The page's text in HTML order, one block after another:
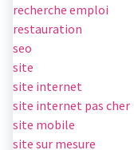
recherche emploi
restauration
seo
site
site internet
site internet pas cher
site mobile
site sur mesure